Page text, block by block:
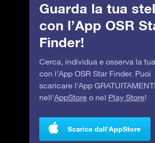
Guarda la tua
con l’App OSR
Finder!
Cerca, individua e osserva la
con l’App OSR Star Finder. Puoi
scaricare l’App
nell’AppStore o nel Play Store!
Scarica dall'AppStore